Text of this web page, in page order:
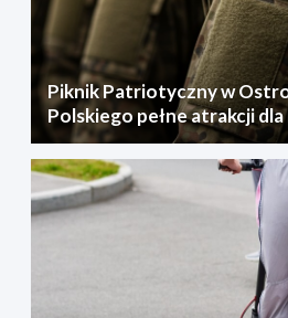
Piknik Patriotyczny w
Polskiego pełne atrakcji